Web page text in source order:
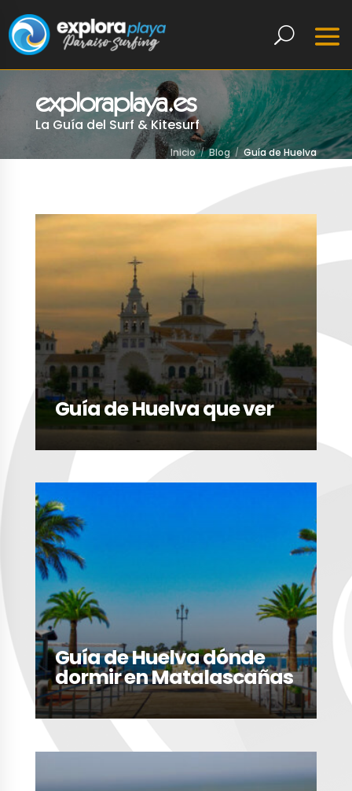
exploraplaya.es
La Guía del Surf & Kitesurf
Inicio Blog Guía de Huelva
Guía de Huelva que ver
LEER MÁS
Guía de Huelva dónde
dormir en Matalascañas
LEER MÁS